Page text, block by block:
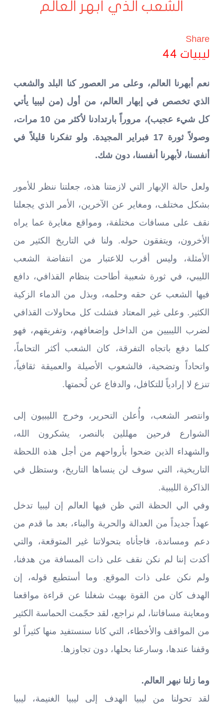
الشعب الذي أبهر العالم
Share
ليبيات 44
نعم أبهرنا العالم، وعلى مر العصور كنا البلد والشعب
الذي تخصص في إبهار العالم، من أول (من ليبيا يأتي
كل شيء عجيب)، مروراً بارتدادنا لأكثر من 10 مرات،
وصولاً ثورة 17 فبراير المجيدة. ولو تفكرنا قليلاً في
أنفسنا، لأبهرنا أنفسنا، دون شك.
ولعل حالة الإبهار التي لازمتنا هذه، جعلتنا ننظر للأمور
بشكل مختلف، ومغاير عن الآخرين، الأمر الذي يجعلنا
نقف على مسافات مختلفة، ومواقع مغايرة عما يراه
الأخرون، ويتفقون حوله. ولنا في التاريخ الكثير من
الأمثلة، وليس أقرب للاعتبار من انتفاضة الشعب
الليبي، في ثورة شعبية أطاحت بنظام القذافي، دافع
فيها الشعب عن حقه وحلمه، وبذل من الدماء الزكية
الكثير. وعلى غير المعتاد فشلت كل محاولات القذافي
لضرب الليبيين من الداخل وإضعافهم، وتفريقهم، فهو
كلما دفع باتجاه التفرقة، كان الشعب أكثر التحاماً،
واتحاداً وتضحية، فالشعوب الأصيلة والعميقة ثقافياً،
تنزع لا إرادياً للتكافل، والدفاع عن لُحمتها.
وانتصر الشعب، وأُعلن التحرير، وخرج الليبيون إلى
الشوارع فرحين مهللين بالنصر، يشكرون الله،
والشهداء الذين ضحوا بأرواحهم من أجل هذه اللحظة
التاريخية، التي سوف لن ينساها التاريخ، وستظل في
الذاكرة الليبية.
وفي الي الحظة التي ظن فيها العالم إن ليبيا تدخل
عهداً جديداً من العدالة والحرية والبناء، بعد ما قدم من
دعم ومساندة، فاجأناه بتحولاتنا غير المتوقعة، والتي
أكدت إننا لم نكن نقف على ذات المسافة من هدفنا،
ولم نكن على ذات الموقع. وما أستطيع قوله، إن
الهدف كان من القوة بهيث شغلنا عن قراءة مواقعنا
ومعاينة مسافاتنا، لم نراجع، لقد حجّمت الحماسة الكثير
من المواقف والأخطاء، التي كانا سنستفيد منها كثيراً لو
وقفنا عندها، وسارعنا بحلها، دون تجاوزها.
وما زلنا نبهر العالم.
لقد تحولنا من ليبيا الهدف إلى ليبيا الغنيمة، ليبيا